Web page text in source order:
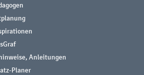
Anleitungen
Planer